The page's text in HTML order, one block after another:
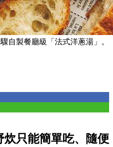
自製餐廳級「法式洋蔥湯」。
只能簡單吃、隨便